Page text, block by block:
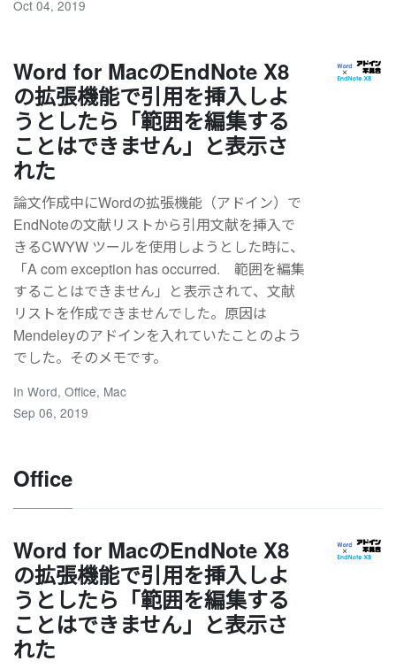
Oct 04, 2019
Word for MacのEndNote X8
の拡張機能で引用を挿入しよ
うとしたら「範囲を編集する
ことはできません」と表示さ
れた
論文作成中にWordの拡張機能（アドイン）で
EndNoteの文献リストから引用文献を挿入で
きるCWYW ツールを使用しようとした時に、
「A com exception has occurred. 範囲を編集
することはできません」と表示されて、文献
リストを作成できませんでした。原因は
Mendeleyのアドインを入れていたことのよう
でした。そのメモです。
In Word, Office, Mac
Sep 06, 2019
Office
Word for MacのEndNote X8
の拡張機能で引用を挿入しよ
うとしたら「範囲を編集する
ことはできません」と表示さ
れた